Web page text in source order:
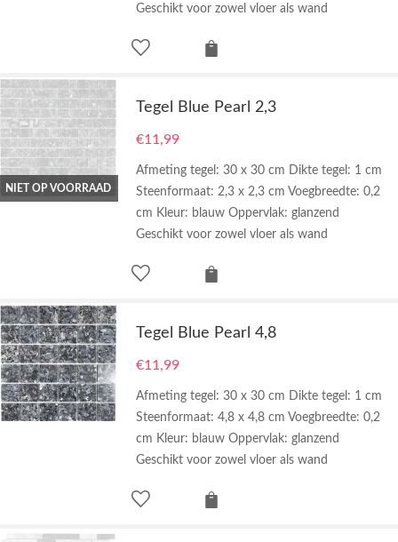
Geschikt voor zowel vloer als wand
NIET OP VOORRAAD
Tegel Blue Pearl 2,3
€11,99
Afmeting tegel: 30 x 30 cm Dikte tegel: 1 cm
Steenformaat: 2,3 x 2,3 cm Voegbreedte: 0,2
cm Kleur: blauw Oppervlak: glanzend
Geschikt voor zowel vloer als wand
Tegel Blue Pearl 4,8
€11,99
Afmeting tegel: 30 x 30 cm Dikte tegel: 1 cm
Steenformaat: 4,8 x 4,8 cm Voegbreedte: 0,2
cm Kleur: blauw Oppervlak: glanzend
Geschikt voor zowel vloer als wand